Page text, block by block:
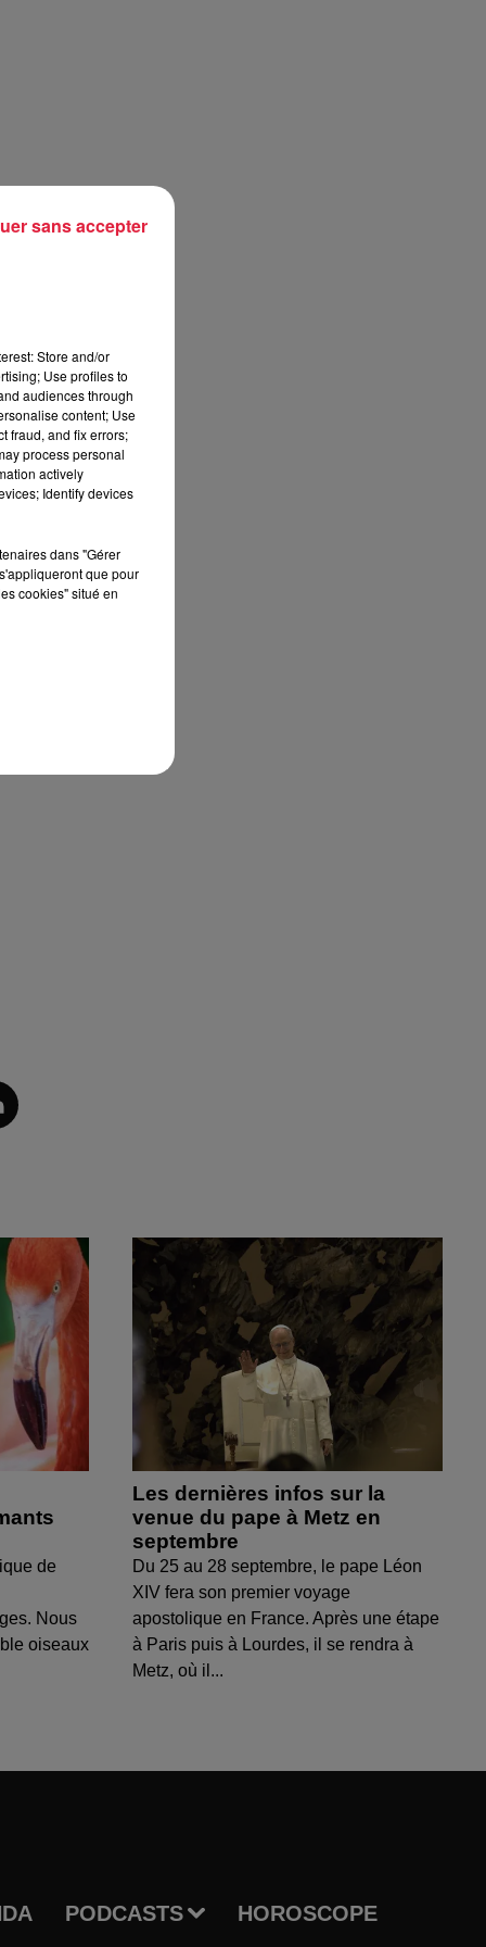
de
Nous
oiseaux
Les dernières infos sur la
venue du pape à Metz en
septembre
Du 25 au 28 septembre, le pape Léon
XIV fera son premier voyage
apostolique en France. Après une étape
à Paris puis à Lourdes, il se rendra à
Metz, où il...
PODCASTS HOROSCOPE
Store and/or
Use profiles to
audiences through
content; Use
fraud, and fix errors;
process personal
actively
Identify devices
dans "Gérer
que pour
cookies" situé en
sans accepter